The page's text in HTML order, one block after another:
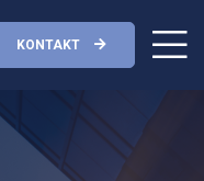
KONTAKT